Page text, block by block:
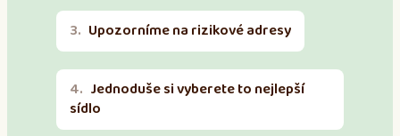
Upozorníme na rizikové adresy
Jednoduše si vyberete to nejlepší
sídlo